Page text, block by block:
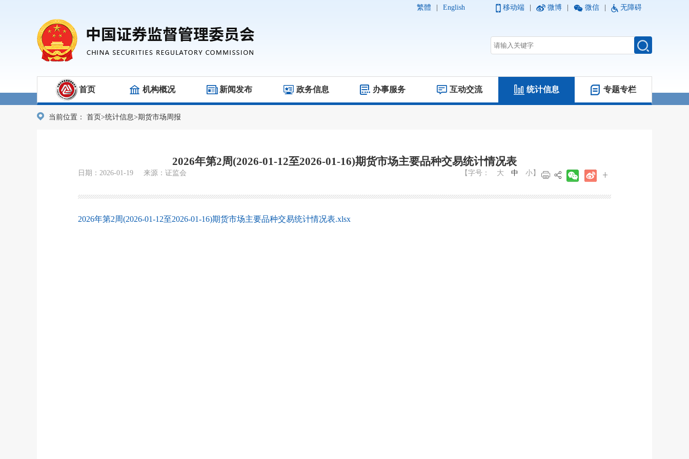
繁體 English 移动端 微博 微信 无障碍
首页 机构概况 新闻发布 政务信息 办事服务 互动交流 统计信息 专题专栏
当前位置： 首页>统计信息>期货市场周报
2026年第2周(2026-01-12至2026-01-16)期货市场主要品种交易统计情况表
日期：2026-01-19 来源：证监会 【字号： 大 中 小 】
2026年第2周(2026-01-12至2026-01-16)期货市场主要品种交易统计情况表.xlsx